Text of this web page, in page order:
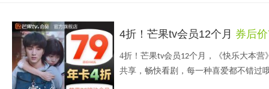
统节日不传统民俗相结合，将“龙凤”
衣界的原创地位；连续八年（2005-2012
占有率第一位、女性内衣连续十一年（
为消费市场华彩 20 年中国消费市场最具
4折！芒果tv会员12个月 券后
4折！芒果tv会员12个月，《快乐大本营
共享，畅快看剧，每一种喜爱都不错过